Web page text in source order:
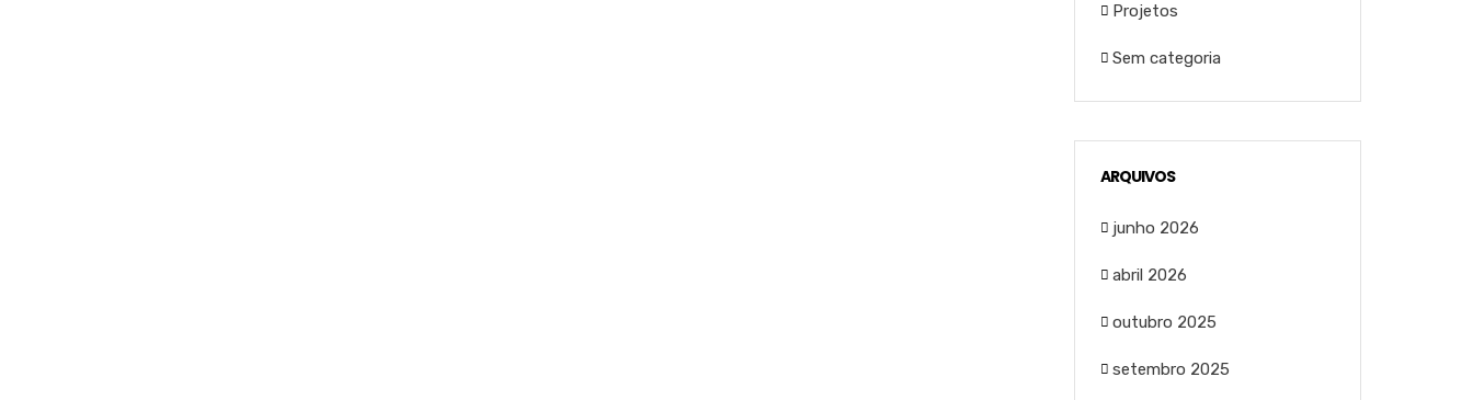
Projetos
Sem categoria
ARQUIVOS
junho 2026
abril 2026
outubro 2025
setembro 2025